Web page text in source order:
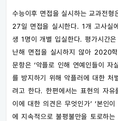
수능이후 면접을 실시하는 교과전형
27일 면접을 실시한다. 1개 고사실
생 1명이 개별 입실한다. 평가시간
난해 면접을 실시하지 않아 2020
문항은 ‘악플로 인해 연예인들이 자
를 방지하기 위해 악플러에 대한 처
려고 한다. 한편에서는 표현의 자유
이에 대한 의견은 무엇인가’ ‘본인
에 지속적으로 불평불만을 토로하